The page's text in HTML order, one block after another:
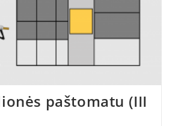
paštomatu (III